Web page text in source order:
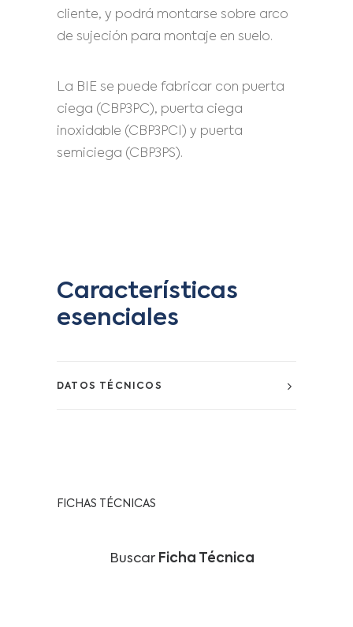
cliente, y podrá montarse sobre arco
de sujeción para montaje en suelo.
La BIE se puede fabricar con puerta
ciega (CBP3PC), puerta ciega
inoxidable (CBP3PCI) y puerta
semiciega (CBP3PS).
Características
esenciales
DATOS TÉCNICOS
FICHAS TÉCNICAS
Buscar Ficha Técnica